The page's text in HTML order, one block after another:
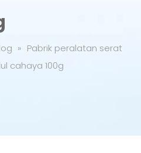
» Pabrik peralatan serat
cahaya 100g